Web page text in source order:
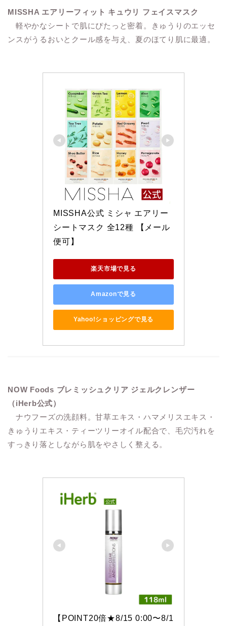
MISSHA エアリーフィット キュウリ フェイスマスク
軽やかなシートで肌にぴたっと密着。きゅうりのエッセ
ンスがうるおいとクール感を与え、夏のほてり肌に最適。
MISSHA公式 ミシャ エアリー
シートマスク 全12種 【メール
便可】
楽天市場で見る
Amazonで見る
Yahoo!ショッピングで見る
NOW Foods ブレミッシュクリア ジェルクレンザー
（iHerb公式）
ナウフーズの洗顔料。甘草エキス・ハマメリスエキス・
きゅうりエキス・ティーツリーオイル配合で、毛穴汚れを
すっきり落としながら肌をやさしく整える。
【POINT20倍★8/15 0:00〜8/1